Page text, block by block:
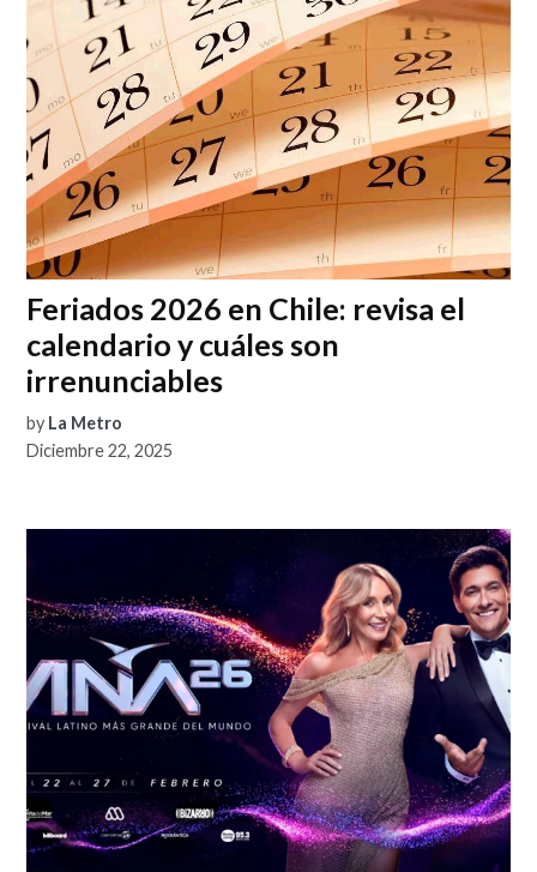
Feriados 2026 en Chile: revisa el
calendario y cuáles son
irrenunciables
by La Metro
Diciembre 22, 2025